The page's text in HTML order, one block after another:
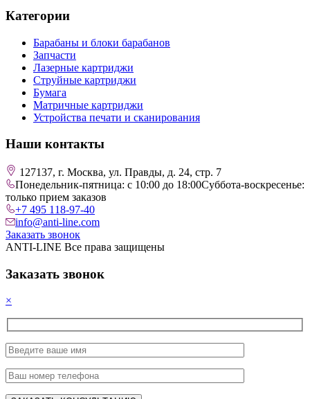
Категории
Барабаны и блоки барабанов
Запчасти
Лазерные картриджи
Струйные картриджи
Бумага
Матричные картриджи
Устройства печати и сканирования
Наши контакты
127137, г. Москва, ул. Правды, д. 24, стр. 7
Понедельник-пятница: с 10:00 до 18:00Суббота-воскресенье:
только прием заказов
+7 495 118-97-40
info@anti-line.com
Заказать звонок
ANTI-LINE Все права защищены
Заказать звонок
×